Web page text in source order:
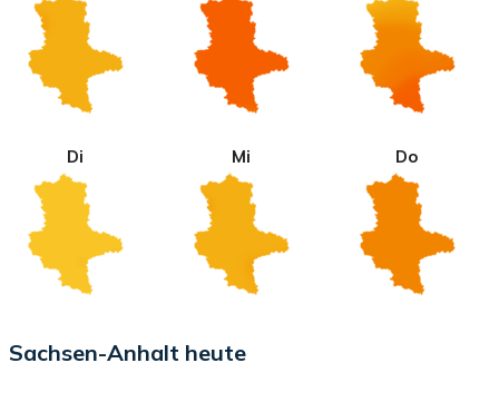
Di Mi Do
Sachsen-Anhalt heute